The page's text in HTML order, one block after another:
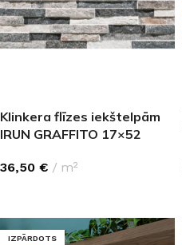
Klinkera flīzes iekštelpām
IRUN GRAFFITO 17×52
36,50 € m²
IZPĀRDOTS